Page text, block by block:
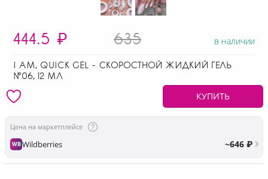
444.5 ₽ 635 в наличии
I AM, QUICK GEL - СКОРОСТНОЙ ЖИДКИЙ ГЕЛЬ
№06, 12 МЛ
КУПИТЬ
Цена на маркетплейсе
WBWildberries ~646 ₽